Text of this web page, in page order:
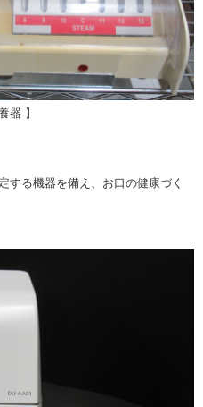
器 】
する機器を備え、お口の健康づく